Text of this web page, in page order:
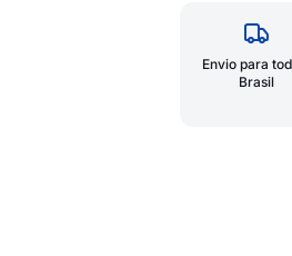
Envio para
Brasil